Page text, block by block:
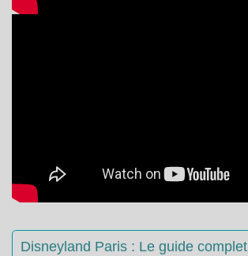
Disneyland Paris : Le guide complet